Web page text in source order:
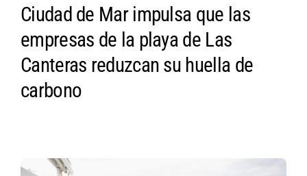
HISTORIA
SEA
Ciudad de Mar impulsa que las
empresas de la playa de Las
Canteras reduzcan su huella de
carbono